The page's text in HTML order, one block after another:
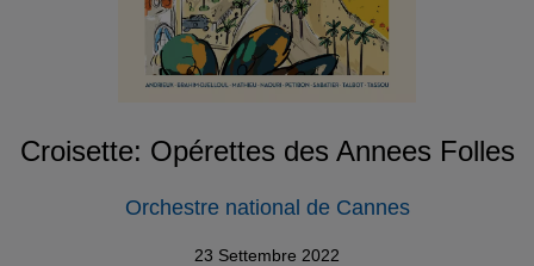
Croisette: Opérettes des Annees Folles
Orchestre national de Cannes
23 Settembre 2022